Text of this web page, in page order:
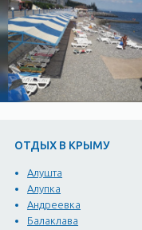
ОТДЫХ В КРЫМУ
Алушта
Алупка
Андреевка
Балаклава